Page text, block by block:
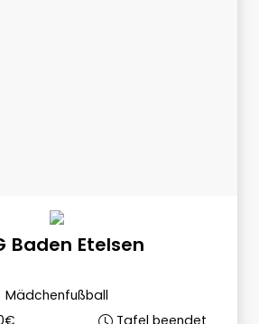
Baden Etelsen
Mädchenfußball
€ Tafel beendet